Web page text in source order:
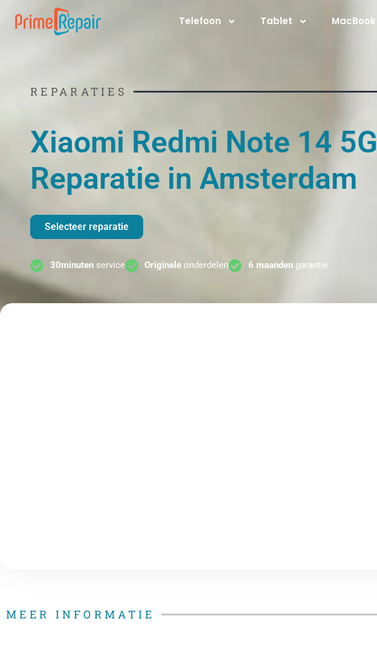
naar
Telefoon Tablet MacBook
REPARATIES
Xiaomi Redmi Note 14 5G
Reparatie in Amsterdam
Selecteer reparatie
30minutenservice Originele onderdelen 6 maandengarantie
MEER INFORMATIE